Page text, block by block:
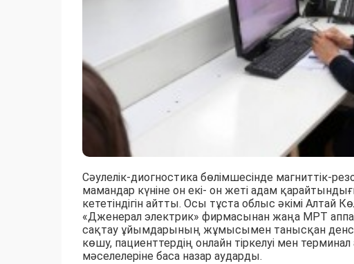
Сәулелік-диогностика бөлімшесінде магниттік-
мамандар күніне он екі- он жеті адам
кететіндігін айтты. Осы тұста облыс әкімі Алтай
«Дженерал электрик» фирмасынан жаңа МРТ
сақтау ұйымдарының жұмысымен танысқан
көшу, пациенттердің онлайн тіркелуі мен
мәселелеріне баса назар аударды.